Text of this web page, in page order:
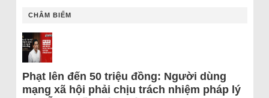
CHÂM BIẾM
Phạt lên đến 50 triệu đồng: Người dùng
mạng xã hội phải chịu trách nhiệm pháp lý